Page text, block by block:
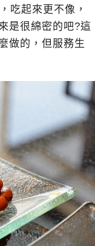
吃起來更不像，
是很綿密的吧?這
做的，但服務生